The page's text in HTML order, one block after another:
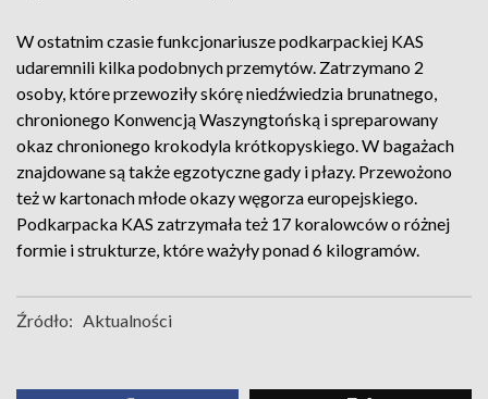
W ostatnim czasie funkcjonariusze podkarpackiej KAS
udaremnili kilka podobnych przemytów. Zatrzymano 2
osoby, które przewoziły skórę niedźwiedzia brunatnego,
chronionego Konwencją Waszyngtońską i spreparowany
okaz chronionego krokodyla krótkopyskiego. W bagażach
znajdowane są także egzotyczne gady i płazy. Przewożono
też w kartonach młode okazy węgorza europejskiego.
Podkarpacka KAS zatrzymała też 17 koralowców o różnej
formie i strukturze, które ważyły ponad 6 kilogramów.
Źródło: Aktualności